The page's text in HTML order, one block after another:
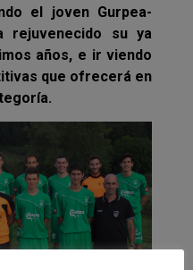
el joven Gurpea-
rejuvenecido su ya
años, e ir viendo
que ofrecerá en